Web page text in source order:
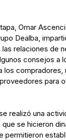
Omar
Dealba,
las relaciones de
consejos a
los compradores,
para
realizó una
se hicieron
permitieron